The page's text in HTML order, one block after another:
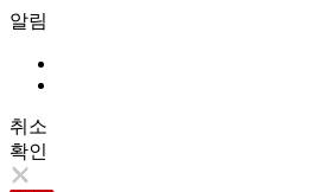
알림
취소
확인